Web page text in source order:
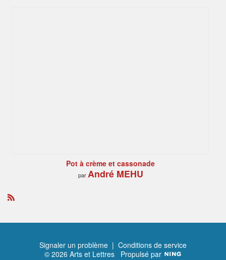
Pot à crème et cassonade
parAndré MEHU
Signaler un problème | Conditions de service
© 2026 Arts et Lettres Propulsé par